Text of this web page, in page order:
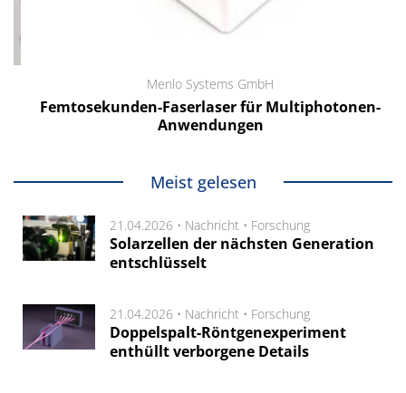
Menlo Systems GmbH
Femtosekunden-Faserlaser für Multiphotonen-
Anwendungen
Meist gelesen
21.04.2026 • Nachricht • Forschung
Solarzellen der nächsten Generation
entschlüsselt
21.04.2026 • Nachricht • Forschung
Doppelspalt-Röntgenexperiment
enthüllt verborgene Details